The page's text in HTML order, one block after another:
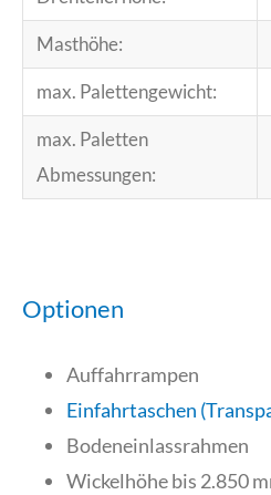
Masthöhe:
max. Palettengewicht:
max. Paletten
Abmessungen:
Optionen
Auffahrrampen
Einfahrtaschen
Bodeneinlassrahmen
Wickelhöhe bis 2.850